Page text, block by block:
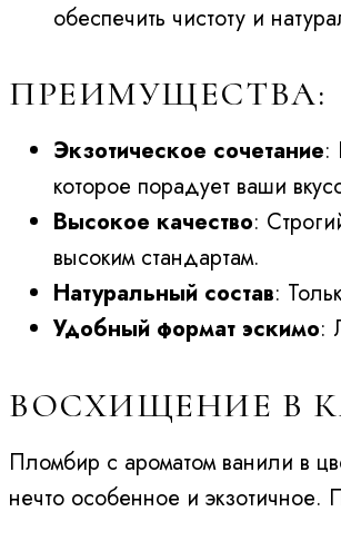
обеспечить чистоту и
ПРЕИМУЩЕСТВА:
Экзотическое сочетание:
которое порадует ваши
Высокое качество:
высоким стандартам.
Натуральный состав:
Удобный формат эскимо:
ВОСХИЩЕНИЕ В
Пломбир с ароматом ванили в
нечто особенное и экзотичное.